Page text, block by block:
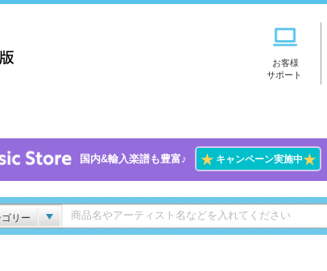
お客様
サポート
国内&輸入楽譜も豊富♪ ★キャンペーン実施中★
リー